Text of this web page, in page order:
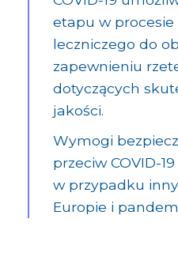
etapu w
leczniczego do
zapewnieniu
dotyczących
jakości.
Wymogi
przeciw COVID-
w przypadku
Europie i